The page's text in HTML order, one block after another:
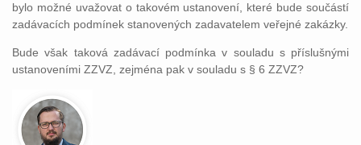
bylo možné uvažovat o takovém ustanovení, které bude součástí
zadávacích podmínek stanovených zadavatelem veřejné zakázky.
Bude však taková zadávací podmínka v souladu s příslušnými
ustanoveními ZZVZ, zejména pak v souladu s § 6 ZZVZ?